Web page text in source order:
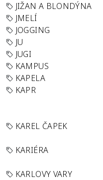
JIŽAN A BLONDÝNA
JMELÍ
JOGGING
JU
JUGI
KAMPUS
KAPELA
KAPR
KAREL ČAPEK
KARIÉRA
KARLOVY VARY